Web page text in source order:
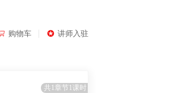
购物车  讲师入驻
共1章节1课时